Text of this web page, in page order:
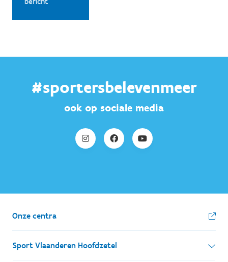
#sportersbelevenmeer
ook op sociale media
Onze centra
Sport Vlaanderen Hoofdzetel